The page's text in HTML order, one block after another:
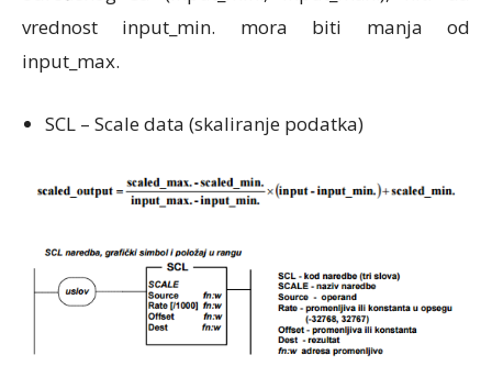
vrednost input_min. mora biti manja od
input_max.
SCL – Scale data (skaliranje podatka)